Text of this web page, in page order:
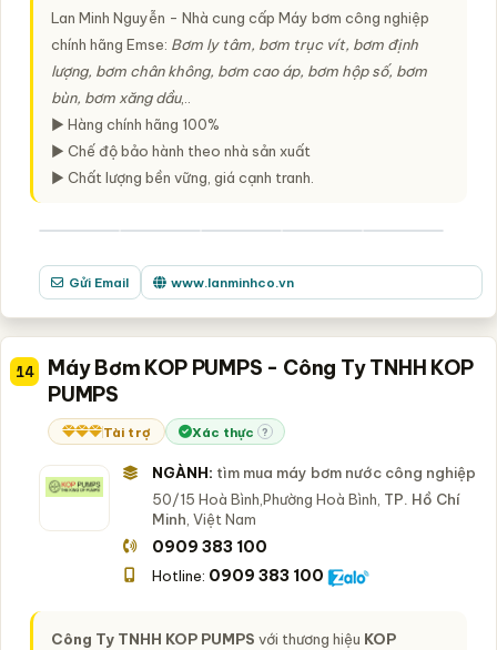
Lan Minh Nguyễn - Nhà cung cấp Máy bơm công nghiệp
chính hãng Emse: Bơm ly tâm, bơm trục vít, bơm định
lượng, bơm chân không, bơm cao áp, bơm hộp số, bơm
bùn, bơm xăng dầu,..
► Hàng chính hãng 100%
► Chế độ bảo hành theo nhà sản xuất
► Chất lượng bền vững, giá cạnh tranh.
Gửi Email www.lanminhco.vn
14
Máy Bơm KOP PUMPS - Công Ty TNHH KOP
PUMPS
Tài trợ Xác thực ?
NGÀNH: tìm mua máy bơm nước công nghiệp
50/15 Hoà Bình,Phường Hoà Bình, TP. Hồ Chí
Minh, Việt Nam
0909 383 100
Hotline: 0909 383 100
Công Ty TNHH KOP PUMPS với thương hiệu KOP